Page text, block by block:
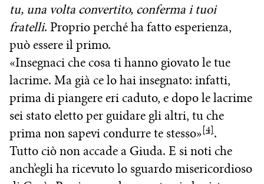
tu, una volta convertito, conferma i tuoi
fratelli. Proprio perché ha fatto esperienza,
può essere il primo.
«Insegnaci che cosa ti hanno giovato le tue
lacrime. Ma già ce lo hai insegnato: infatti,
prima di piangere eri caduto, e dopo le lacrime
sei stato eletto per guidare gli altri, tu che
prima non sapevi condurre te stesso»[4].
Tutto ciò non accade a Giuda. E si noti che
anch’egli ha ricevuto lo sguardo misericordioso